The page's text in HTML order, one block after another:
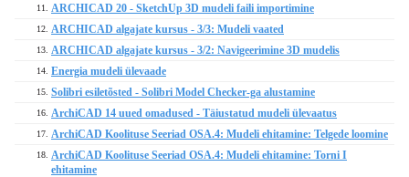
11. ARCHICAD 20 - SketchUp 3D mudeli faili importimine
12. ARCHICAD algajate kursus - 3/3: Mudeli vaated
13. ARCHICAD algajate kursus - 3/2: Navigeerimine 3D mudelis
14. Energia mudeli ülevaade
15. Solibri esiletõsted - Solibri Model Checker-ga alustamine
16. ArchiCAD 14 uued omadused - Täiustatud mudeli ülevaatus
17. ArchiCAD Koolituse Seeriad OSA.4: Mudeli ehitamine: Telgede loomine
18.
ArchiCAD Koolituse Seeriad OSA.4: Mudeli ehitamine: Torni I
ehitamine